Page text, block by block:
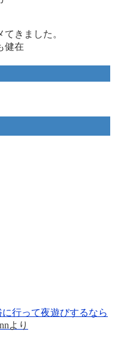
きました。
健在
行って夜遊びするなら
より